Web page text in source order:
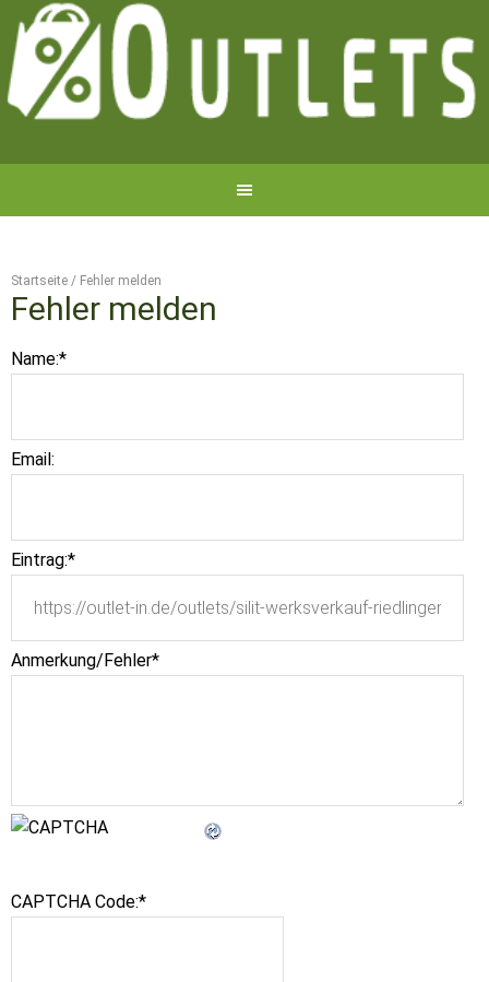
Startseite / Fehler melden
Fehler melden
Name:*
Email:
Eintrag:*
Anmerkung/Fehler*
CAPTCHA Code:*